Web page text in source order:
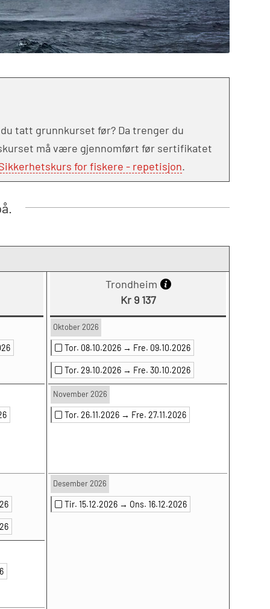
tatt grunnkurset før? Da trenger du
må være gjennomført før sertifikatet
for fiskere - repetisjon.
Trondheim
Kr 9 137
Oktober 2026
Tor. 08.10.2026 → Fre. 09.10.2026
Tor. 29.10.2026 → Fre. 30.10.2026
November 2026
Tor. 26.11.2026 → Fre. 27.11.2026
Desember 2026
Tir. 15.12.2026 → Ons. 16.12.2026